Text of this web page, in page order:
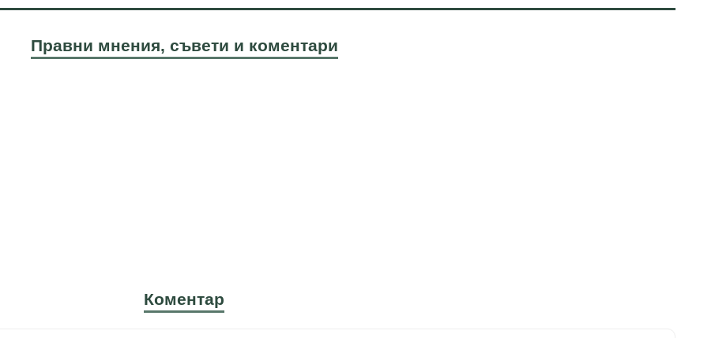
Правни мнения, съвети и коментари
Коментар